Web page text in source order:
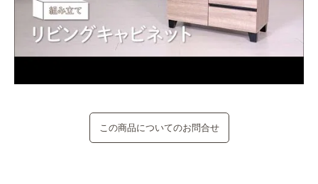
この商品についてのお問合せ